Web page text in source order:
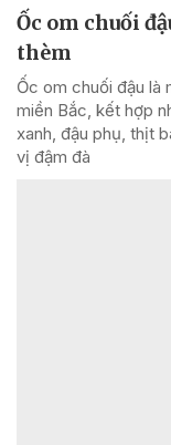
Ốc om chuối
thèm
Ốc om chuối đậu là
miền Bắc, kết hợp
xanh, đậu phụ, thịt
vị đậm đà